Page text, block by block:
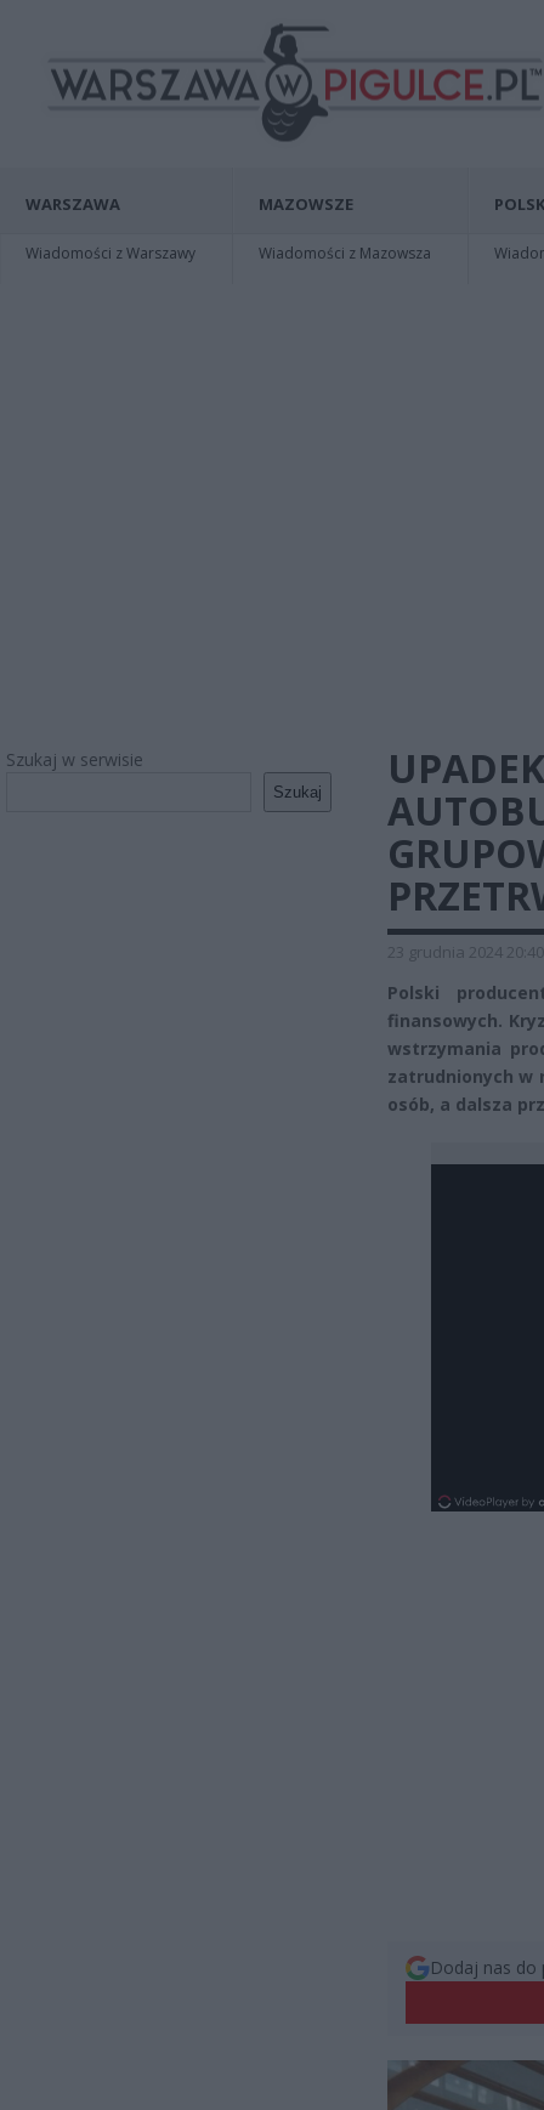
WARSZAWA
Wiadomości z Warszawy
MAZOWSZE
Wiadomości z Mazowsza
Szukaj w serwisie
Szukaj
23 grudnia 2024 20:40
Polski
finansowych.
wstrzymania
zatrudnionych w
osób, a dalsza
Dodaj nas do